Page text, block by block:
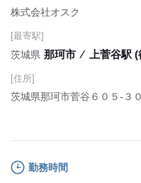
株式会社オスク
[最寄駅]
茨城県 那珂市 ⁄ 上菅谷駅
[住所]
茨城県那珂市菅谷６０５‐３０
勤務時間